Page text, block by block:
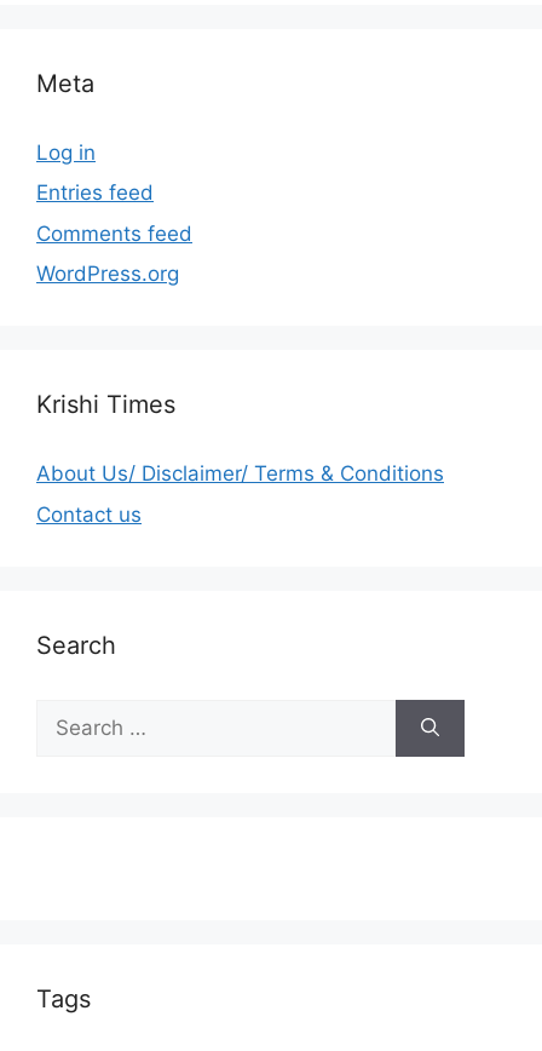
Meta
Log in
Entries feed
Comments feed
WordPress.org
Krishi Times
About Us/ Disclaimer/ Terms & Conditions
Contact us
Search
Tags